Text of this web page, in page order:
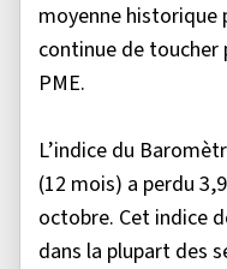
moyenne historique
continue de toucher
PME.
L’indice du
(12 mois) a perdu
octobre. Cet indice
dans la plupart des